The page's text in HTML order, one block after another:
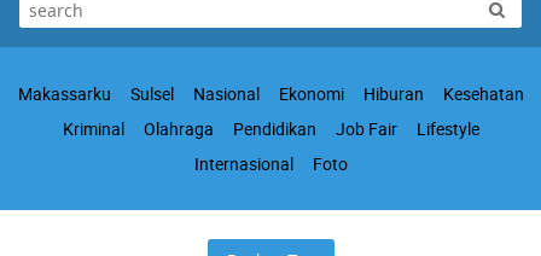
Makassarku Sulsel Nasional Ekonomi Hiburan
Kesehatan
Kriminal
Olahraga Pendidikan Job Fair
Lifestyle
Internasional
Foto